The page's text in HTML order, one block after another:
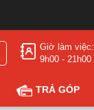
Giờ làm việc:
9h00 - 21h00
TRẢ GÓP